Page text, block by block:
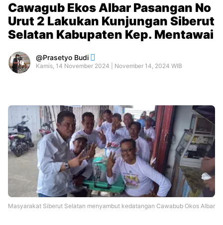
Cawagub Ekos Albar Pasangan No
Urut 2 Lakukan Kunjungan Siberut
Selatan Kabupaten Kep. Mentawai
Prasetyo Budi
Kamis, 14 November 2024 | November 14, 2024 WIB
Masyarakat Siberut Selatan menyambut kedatangan Cawabub Okos Albar